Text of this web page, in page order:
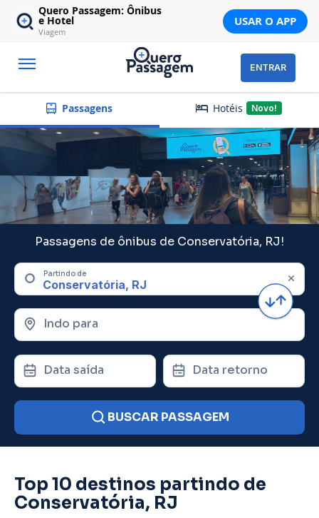
Quero Passagem: Ônibus
e Hotel
Viagem
USAR O APP
ENTRAR
Passagens Hotéis Novo!
Passagens de ônibus de Conservatória, RJ!
Partindo de
Indo para
Data saída Data retorno
BUSCAR PASSAGEM
Top 10 destinos partindo de
Conservatória, RJ